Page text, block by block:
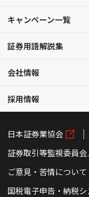
キャンペーン一覧
証券用語解説集
会社情報
採用情報
日本証券業協会
証券取引等監視委員
ご意見・苦情について
国税電子申告・納税